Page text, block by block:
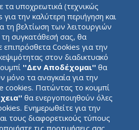
μία
τα υποχρεωτικά (τεχνικώς
την καλύτερη περιήγηση και
τη βελτίωση των λειτουργιών
συγκατάθεσή σας, θα
επιπρόσθετα Cookies για την
στον διαδικτυακό
''Δεν Αποδέχομαι'' θα
μόνο τα αναγκαία για την
cookies. Πατώντας το κουμπί
θα ενεργοποιηθούν όλες
Ενημερωθείτε για την
τους διαφορετικούς τύπους
τις προτιμήσεις σας